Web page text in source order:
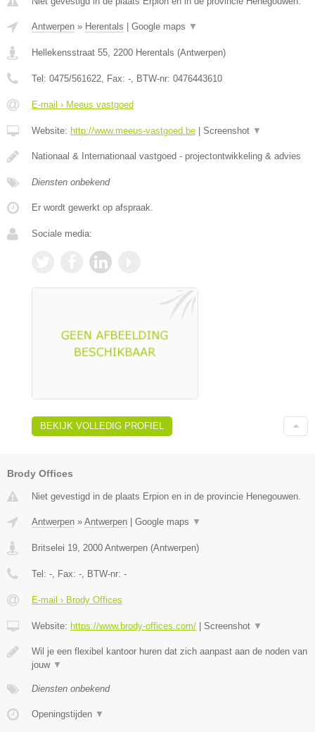
Antwerpen » Herentals Google maps ▼
Hellekensstraat 55, 2200 Herentals (Antwerpen)
Tel: 0475/561622, Fax: -, BTW-nr: 0476443610
E-mail › Meeus vastgoed
Website: http://www.meeus-vastgoed.be Screenshot ▼
Nationaal & Internationaal vastgoed - projectontwikkeling & advies
Diensten onbekend
Er wordt gewerkt op afspraak.
Sociale media:
BEKIJK VOLLEDIG PROFIEL
Brody Offices
Niet gevestigd in de plaats Erpion en in de provincie Henegouwen.
Antwerpen » Antwerpen Google maps ▼
Britselei 19, 2000 Antwerpen (Antwerpen)
Tel: -, Fax: -, BTW-nr: -
E-mail › Brody Offices
Website: https://www.brody-offices.com/ Screenshot ▼
Wil je een flexibel kantoor huren dat zich aanpast aan de noden van
jouw ▼
Diensten onbekend
Openingstijden ▼